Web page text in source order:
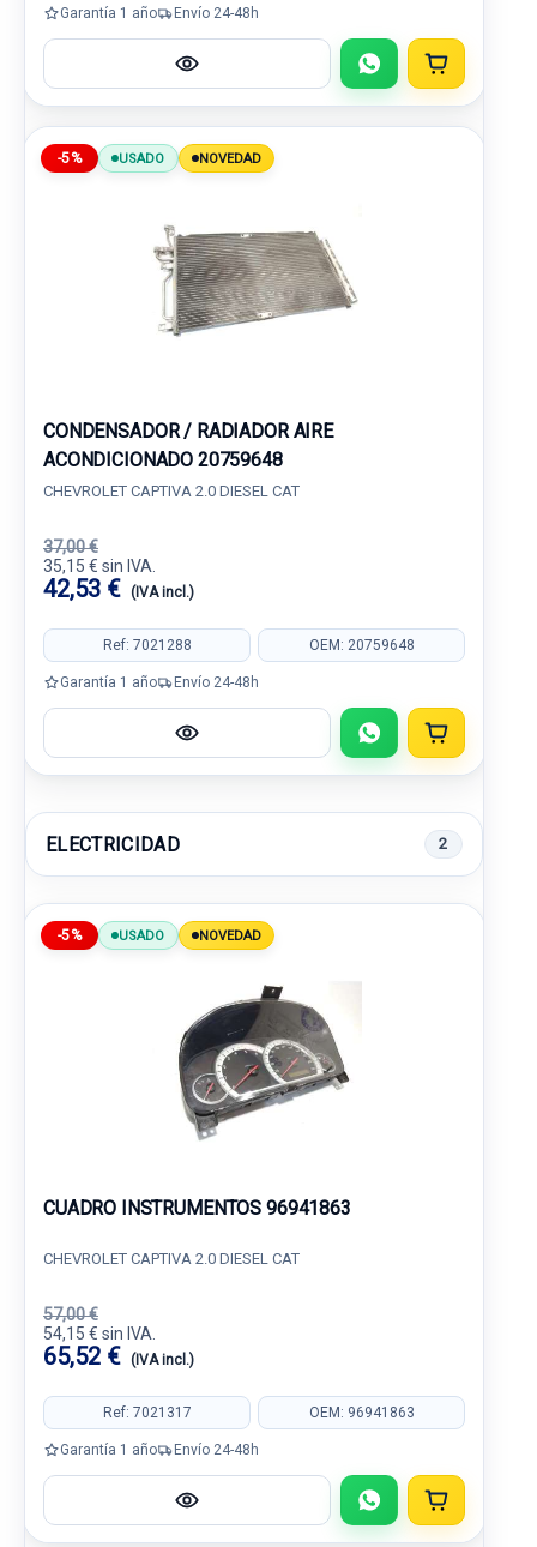
Garantía 1 año Envío 24-48h
-5% USADO NOVEDAD
CONDENSADOR / RADIADOR AIRE
ACONDICIONADO 20759648
CHEVROLET CAPTIVA 2.0 DIESEL CAT
37,00 €
35,15 € sin IVA.
42,53 € (IVA incl.)
Ref: 7021288 OEM: 20759648
Garantía 1 año Envío 24-48h
ELECTRICIDAD 2
-5% USADO NOVEDAD
CUADRO INSTRUMENTOS 96941863
CHEVROLET CAPTIVA 2.0 DIESEL CAT
57,00 €
54,15 € sin IVA.
65,52 € (IVA incl.)
Ref: 7021317 OEM: 96941863
Garantía 1 año Envío 24-48h